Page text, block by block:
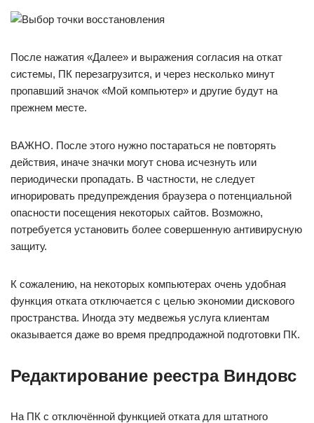
После нажатия «Далее» и выражения согласия на откат
системы, ПК перезагрузится, и через несколько минут
пропавший значок «Мой компьютер» и другие будут на
прежнем месте.
ВАЖНО. После этого нужно постараться не повторять
действия, иначе значки могут снова исчезнуть или
периодически пропадать. В частности, не следует
игнорировать предупреждения браузера о потенциальной
опасности посещения некоторых сайтов. Возможно,
потребуется установить более совершенную антивирусную
защиту.
К сожалению, на некоторых компьютерах очень удобная
функция отката отключается с целью экономии дискового
пространства. Иногда эту медвежья услуга клиентам
оказывается даже во время предпродажной подготовки ПК.
Редактирование реестра Виндовс
На ПК с отключённой функцией отката для штатного